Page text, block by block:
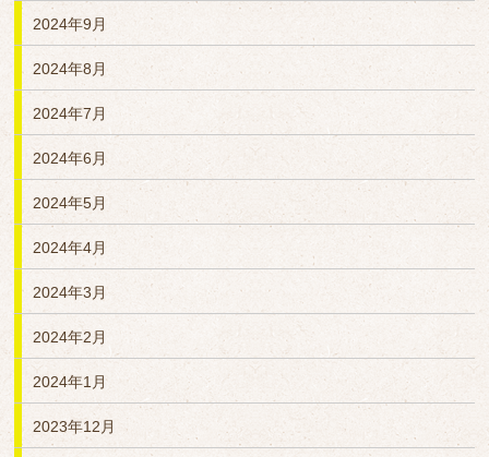
2024年9月
2024年8月
2024年7月
2024年6月
2024年5月
2024年4月
2024年3月
2024年2月
2024年1月
2023年12月